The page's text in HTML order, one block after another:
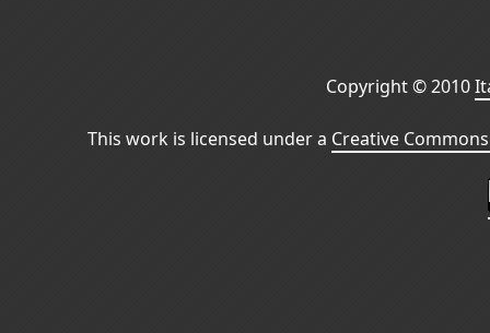
Copyright © 2010
This work is licensed under a Creative